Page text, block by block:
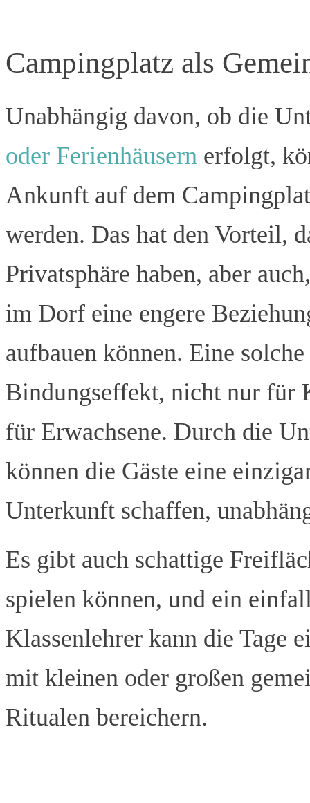
Campingplatz als
Unabhängig davon, ob die
oder Ferienhäusern erfolgt,
Ankunft auf dem
werden. Das hat den Vorteil,
Privatsphäre haben, aber
im Dorf eine engere
aufbauen können. Eine
Bindungseffekt, nicht nur für
für Erwachsene. Durch die
können die Gäste eine
Unterkunft schaffen,
Es gibt auch schattige
spielen können, und ein
Klassenlehrer kann die Tage
mit kleinen oder großen
Ritualen bereichern.